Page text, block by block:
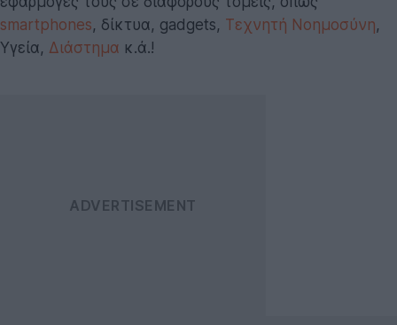
smartphones, δίκτυα, gadgets, Τεχνητή Νοημοσύνη,
Υγεία, Διάστημα κ.ά.!